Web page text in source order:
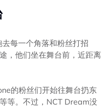
每一个角落和粉丝打招
，他们坐在舞台前，近距离
的粉丝们开始往舞台扔东
等。不过，NCT Dream没